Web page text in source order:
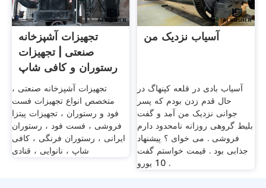
تجهیزات آشپزخانه
صنعتی | تجهیزات
رستوران و کافی شاپ
تجهیزات آشپزخانه صنعتی ،
متخصص انواع تجهیزات فست
فود و رستوران ، تجهیزات پیتزا
فروشی ، فست فود ، رستوران
ایرانی ، رستوران فرنگی ، کافی
شاپ ، نانوایی ، قنادی
آسیاب نزدیک من
آسیاب بادی در قلعه کپنهاگ در
حال قدم زدن بودم که پسر
جوانی نزدیک من آمد و گفت
بلیط گروهی روزانه نامحدود دارم
فروشی . می خوای ؟ پیشنهاد
جذابی بود . قیمت خواستم گفت
10 یورو .